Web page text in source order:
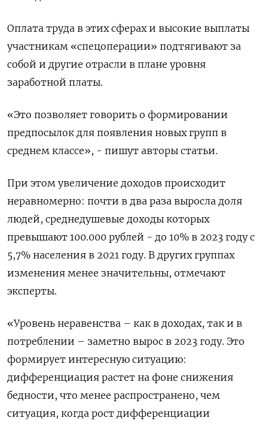
Оплата труда в этих сферах и высокие выплаты
участникам «спецоперации» подтягивают за
собой и другие отрасли в плане уровня
заработной платы.
«Это позволяет говорить о формировании
предпосылок для появления новых групп в
среднем классе», - пишут авторы статьи.
При этом увеличение доходов происходит
неравномерно: почти в два раза выросла доля
людей, среднедушевые доходы которых
превышают 100.000 рублей - до 10% в 2023 году с
5,7% населения в 2021 году. В других группах
изменения менее значительны, отмечают
эксперты.
«Уровень неравенства – как в доходах, так и в
потреблении – заметно вырос в 2023 году. Это
формирует интересную ситуацию:
дифференциация растет на фоне снижения
бедности, что менее распространено, чем
ситуация, когда рост дифференциации